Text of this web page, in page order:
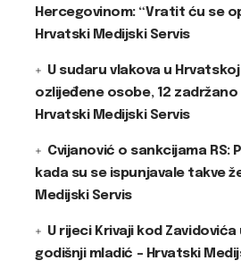
Hercegovinom: “Vratit ću se
Hrvatski Medijski Servis
U sudaru vlakova u
ozlijeđene osobe, 12 zadržano
Hrvatski Medijski Servis
Cvijanović o sankcijama RS:
kada su se ispunjavale takve
Medijski Servis
U rijeci Krivaji kod
godišnji mladić – Hrvatski